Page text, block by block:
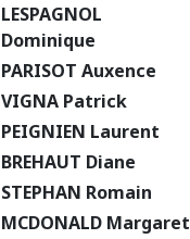
LESPAGNOL
Dominique
PARISOT Auxence
VIGNA Patrick
PEIGNIEN Laurent
BREHAUT Diane
STEPHAN Romain
MCDONALD Margaret